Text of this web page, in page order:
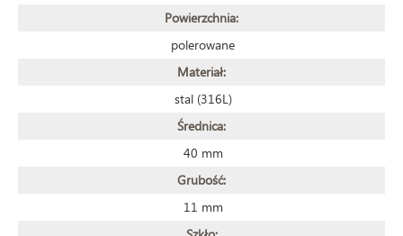
Powierzchnia:
polerowane
Materiał:
stal (316L)
Średnica:
40 mm
Grubość:
11 mm